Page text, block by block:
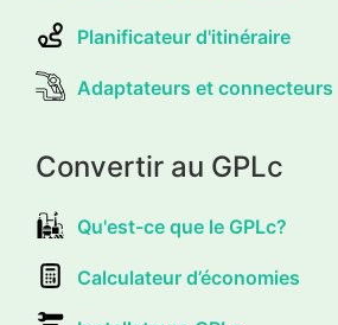
Planificateur d'itinéraire
Adaptateurs et connecteurs
Convertir au GPLc
Qu'est-ce que le GPLc?
Calculateur d’économies